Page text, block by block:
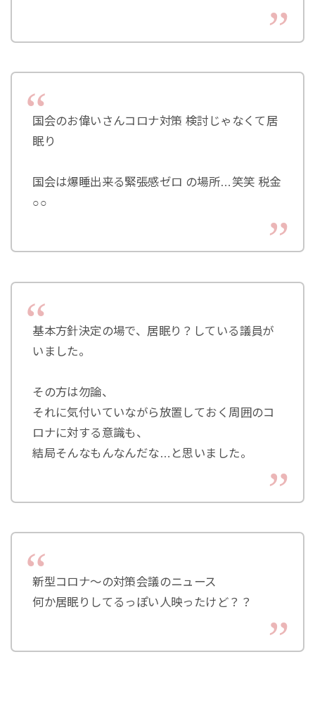
国会のお偉いさんコロナ対策 検討じゃなくて居
眠り
国会は爆睡出来る緊張感ゼロ の場所…笑笑 税金
○○
基本方針決定の場で、居眠り？している議員が
いました。
その方は勿論、
それに気付いていながら放置しておく周囲のコ
ロナに対する意識も、
結局そんなもんなんだな…と思いました。
新型コロナ〜の対策会議のニュース
何か居眠りしてるっぽい人映ったけど？？